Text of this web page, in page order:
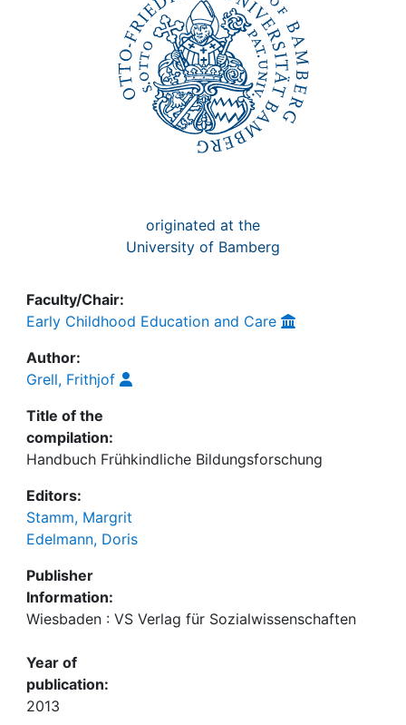
originated at the
University of Bamberg
Faculty/Chair:
Early Childhood Education and Care
Author:
Grell, Frithjof
Title of the
compilation:
Handbuch Frühkindliche Bildungsforschung
Editors:
Stamm, Margrit
Edelmann, Doris
Publisher
Information:
Wiesbaden : VS Verlag für Sozialwissenschaften
Year of
publication:
2013